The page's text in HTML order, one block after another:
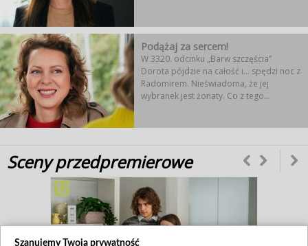
Podążaj za sercem!
W 3320. odcinku „Barw szczęścia”
Dorota pójdzie na całość i... spędzi noc z
Radomirem. Nieświadoma, że jej
wybranek jest żonaty. Co z tego...
Sceny przedpremierowe
Szanujemy Twoją prywatność